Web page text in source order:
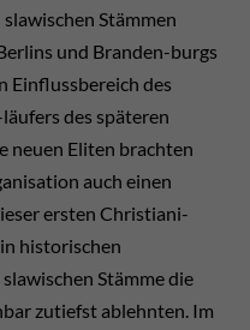
Stämmen
und Branden-burgs
Einflussbereich des
des späteren
neuen Eliten brachten
auch einen
ersten Christiani-
historischen
Stämme die
zutiefst ablehnten. Im